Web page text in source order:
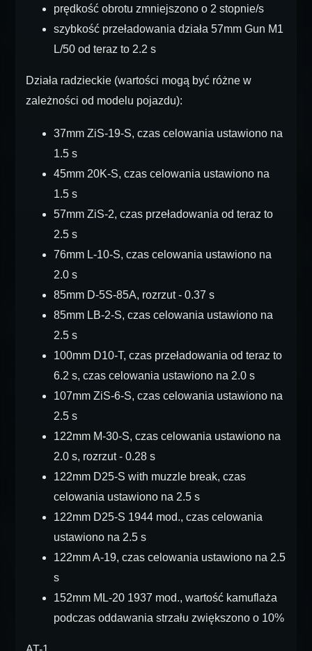
prędkość obrotu zmniejszono o 2 stopnie/s
szybkość przeładowania działa 57mm Gun M1
L/50 od teraz to 2.2 s
Działa radzieckie (wartości mogą być różne w
zależności od modelu pojazdu):
37mm ZiS-19-S, czas celowania ustawiono na
1.5 s
45mm 20K-S, czas celowania ustawiono na
1.5 s
57mm ZiS-2, czas przeładowania od teraz to
2.5 s
76mm L-10-S, czas celowania ustawiono na
2.0 s
85mm D-5S-85A, rozrzut - 0.37 s
85mm LB-2-S, czas celowania ustawiono na
2.5 s
100mm D10-T, czas przeładowania od teraz to
6.2 s, czas celowania ustawiono na 2.0 s
107mm ZiS-6-S, czas celowania ustawiono na
2.5 s
122mm M-30-S, czas celowania ustawiono na
2.0 s, rozrzut - 0.28 s
122mm D25-S with muzzle break, czas
celowania ustawiono na 2.5 s
122mm D25-S 1944 mod., czas celowania
ustawiono na 2.5 s
122mm A-19, czas celowania ustawiono na 2.5
s
152mm ML-20 1937 mod., wartość kamuflaża
podczas oddawania strzału zwiększono o 10%